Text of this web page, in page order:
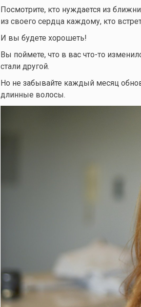
Посмотрите, кто нуждается из
из своего сердца каждому, кто
И вы будете хорошеть!
Вы поймете, что в вас что-то
стали другой.
Но не забывайте каждый месяц
длинные волосы.